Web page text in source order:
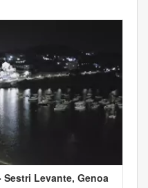
Levante, Genoa